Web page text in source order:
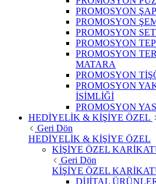
PROMOSYON
PROMOSYON
PROMOSYON
PROMOSYON
PROMOSYON
MATARA
PROMOSYON
PROMOSYON
İSİMLİĞİ
PROMOSYON
HEDİYELİK & KİŞİYE ÖZEL
Geri Dön
HEDİYELİK & KİŞİYE ÖZEL
KİŞİYE ÖZEL
Geri Dön
KİŞİYE ÖZEL
DİJİTAL